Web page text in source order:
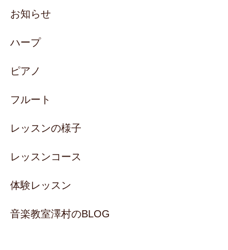
お知らせ
ハープ
ピアノ
フルート
レッスンの様子
レッスンコース
体験レッスン
音楽教室澤村のBLOG